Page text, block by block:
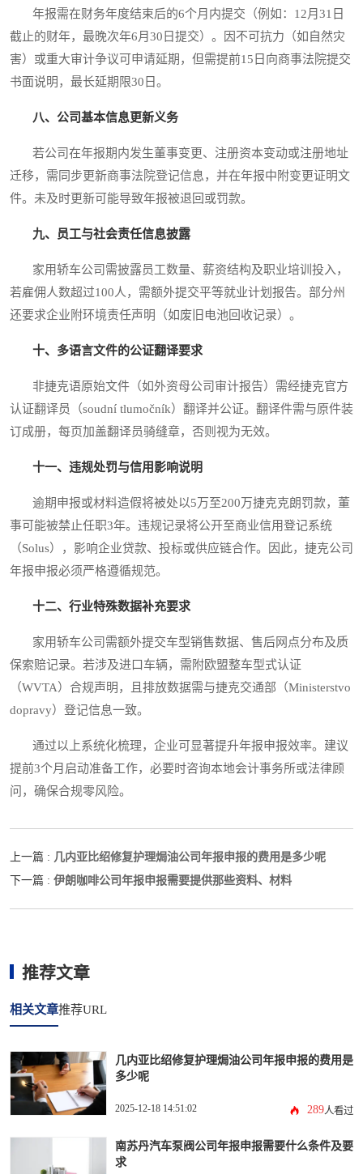
年报需在财务年度结束后的6个月内提交（例如：12月31日
截止的财年，最晚次年6月30日提交）。因不可抗力（如自然灾
害）或重大审计争议可申请延期，但需提前15日向商事法院提交
书面说明，最长延期限30日。
八、公司基本信息更新义务
若公司在年报期内发生董事变更、注册资本变动或注册地址
迁移，需同步更新商事法院登记信息，并在年报中附变更证明文
件。未及时更新可能导致年报被退回或罚款。
九、员工与社会责任信息披露
家用轿车公司需披露员工数量、薪资结构及职业培训投入，
若雇佣人数超过100人，需额外提交平等就业计划报告。部分州
还要求企业附环境责任声明（如废旧电池回收记录）。
十、多语言文件的公证翻译要求
非捷克语原始文件（如外资母公司审计报告）需经捷克官方
认证翻译员（soudní tlumočník）翻译并公证。翻译件需与原件装
订成册，每页加盖翻译员骑缝章，否则视为无效。
十一、违规处罚与信用影响说明
逾期申报或材料造假将被处以5万至200万捷克克朗罚款，董
事可能被禁止任职3年。违规记录将公开至商业信用登记系统
（Solus），影响企业贷款、投标或供应链合作。因此，捷克公司
年报申报必须严格遵循规范。
十二、行业特殊数据补充要求
家用轿车公司需额外提交车型销售数据、售后网点分布及质
保索赔记录。若涉及进口车辆，需附欧盟整车型式认证
（WVTA）合规声明，且排放数据需与捷克交通部（Ministerstvo
dopravy）登记信息一致。
通过以上系统化梳理，企业可显著提升年报申报效率。建议
提前3个月启动准备工作，必要时咨询本地会计事务所或法律顾
问，确保合规零风险。
上一篇 : 几内亚比绍修复护理焗油公司年报申报的费用是多少呢
下一篇 : 伊朗咖啡公司年报申报需要提供那些资料、材料
推荐文章
相关文章推荐URL
几内亚比绍修复护理焗油公司年报申报的费用是
多少呢
2025-12-18 14:51:02 289人看过
南苏丹汽车泵阀公司年报申报需要什么条件及要
求